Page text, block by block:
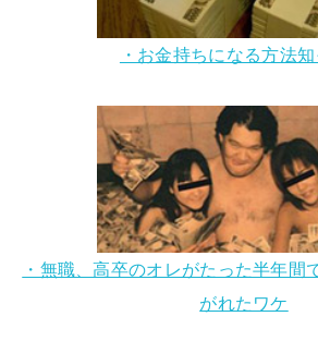
・お金持ちになる方法
・無職、高卒のオレがたった半年間
がれたワケ